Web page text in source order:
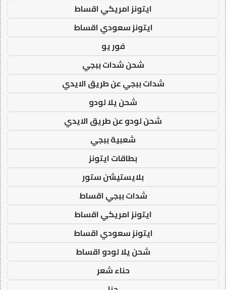
ايتونز امريكي اقساط
ايتونز سعودي اقساط
فور يو
شحن شدات ببجي
شدات ببجي عن طريق الايدي
شحن يلا لودو
شحن لودو عن طريق الايدي
شعبية ببجي
بطاقات ايتونز
بلايستيشن ستور
شدات ببجي اقساط
ايتونز امريكي اقساط
ايتونز سعودي اقساط
شحن يلا لودو اقساط
حناء شعر